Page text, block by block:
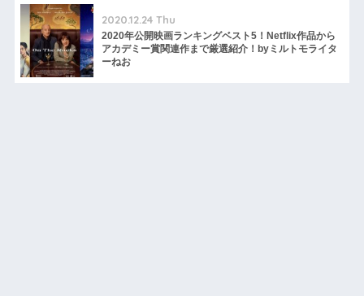
2020.12.24 Thu
2020年公開映画ランキングベスト5！Netflix作品から
アカデミー賞関連作まで厳選紹介！byミルトモライタ
ーねお